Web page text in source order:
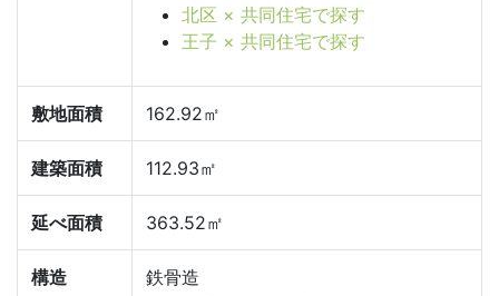
北区 × 共同住宅で探す
王子 × 共同住宅で探す
敷地面積 162.92㎡
建築面積 112.93㎡
延べ面積 363.52㎡
構造
鉄骨造